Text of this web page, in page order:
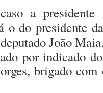
a presidente
o do presidente
João
por indicado
brigado